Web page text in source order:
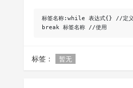
标签名称:while 表达式{} //定义
标签： 暂无